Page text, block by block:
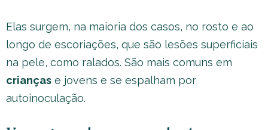
Elas surgem, na maioria dos casos, no rosto e ao
longo de escoriações, que são lesões superficiais
na pele, como ralados. São mais comuns em
crianças e jovens e se espalham por
autoinoculação.